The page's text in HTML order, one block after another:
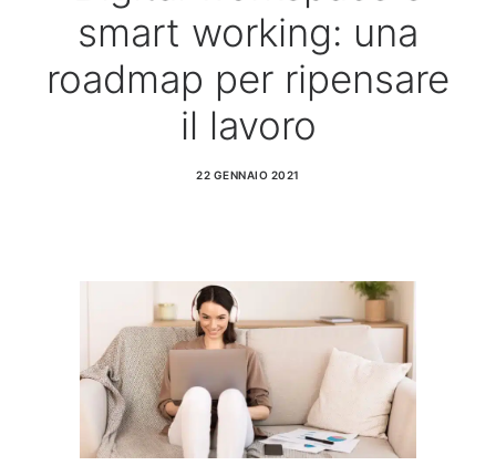
Contatti
RICERCA
smart working: una
roadmap per ripensare
il lavoro
22 GENNAIO 2021